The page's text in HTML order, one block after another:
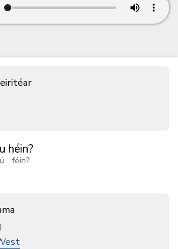
héin?
féin?